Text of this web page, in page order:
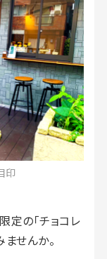
印
定の「チョコレ
せんか。